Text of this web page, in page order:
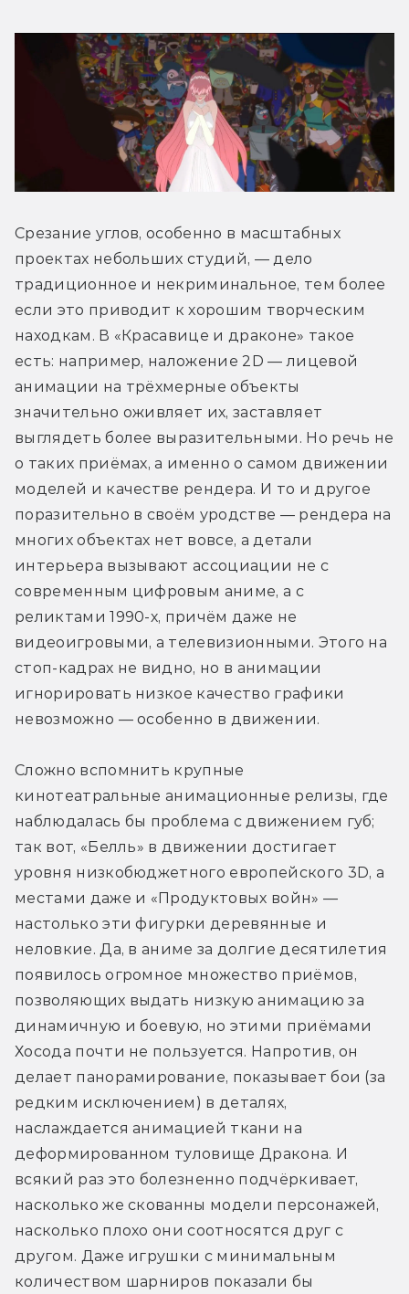
Срезание углов, особенно в масштабных
проектах небольших студий, — дело
традиционное и некриминальное, тем более
если это приводит к хорошим творческим
находкам. В «Красавице и драконе» такое
есть: например, наложение 2D — лицевой
анимации на трёхмерные объекты
значительно оживляет их, заставляет
выглядеть более выразительными. Но речь не
о таких приёмах, а именно о самом движении
моделей и качестве рендера. И то и другое
поразительно в своём уродстве — рендера на
многих объектах нет вовсе, а детали
интерьера вызывают ассоциации не с
современным цифровым аниме, а с
реликтами 1990-х, причём даже не
видеоигровыми, а телевизионными. Этого на
стоп-кадрах не видно, но в анимации
игнорировать низкое качество графики
невозможно — особенно в движении.
Сложно вспомнить крупные
кинотеатральные анимационные релизы, где
наблюдалась бы проблема с движением губ;
так вот, «Белль» в движении достигает
уровня низкобюджетного европейского 3D, а
местами даже и «Продуктовых войн» —
настолько эти фигурки деревянные и
неловкие. Да, в аниме за долгие десятилетия
появилось огромное множество приёмов,
позволяющих выдать низкую анимацию за
динамичную и боевую, но этими приёмами
Хосода почти не пользуется. Напротив, он
делает панорамирование, показывает бои (за
редким исключением) в деталях,
наслаждается анимацией ткани на
деформированном туловище Дракона. И
всякий раз это болезненно подчёркивает,
насколько же скованны модели персонажей,
насколько плохо они соотносятся друг с
другом. Даже игрушки с минимальным
количеством шарниров показали бы